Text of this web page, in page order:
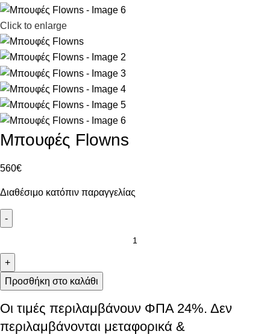
Click to enlarge
Μπουφές Flowns
560€
Διαθέσιμο κατόπιν παραγγελίας
Προσθήκη στο καλάθι
Οι τιμές περιλαμβάνουν ΦΠΑ 24%. Δεν
περιλαμβάνονται μεταφορικά &